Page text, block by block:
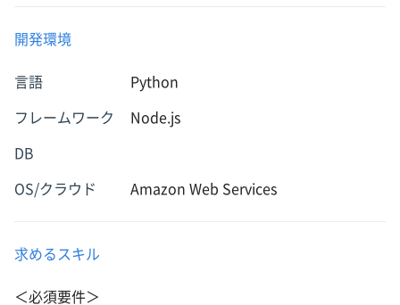
開発環境
言語 Python
フレームワーク Node.js
DB
OS/クラウド Amazon Web Services
求めるスキル
＜必須要件＞